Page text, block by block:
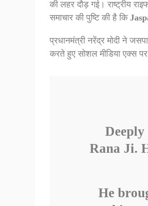
की लहर दौड़ गई। राष्ट्रीय
समाचार की पुष्टि की है कि
प्रधानमंत्री नरेंद्र मोदी ने
करते हुए सोशल मीडिया एक्स
Deeply
Rana Ji.
He